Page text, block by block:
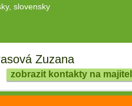
slovensky
Zuzana
zobrazit kontakty na